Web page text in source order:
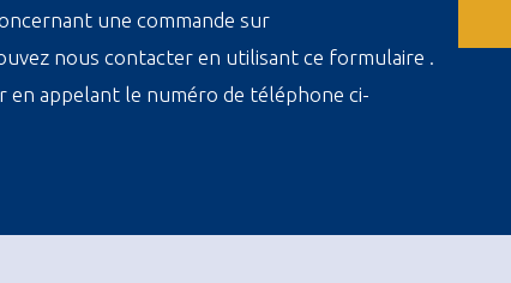
une commande sur
nous contacter en utilisant ce formulaire .
en appelant le numéro de téléphone ci-